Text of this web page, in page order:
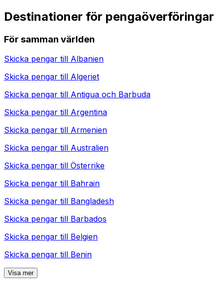
Destinationer för pengaöverföringar
För samman världen
Skicka pengar till Albanien
Skicka pengar till Algeriet
Skicka pengar till Antigua och Barbuda
Skicka pengar till Argentina
Skicka pengar till Armenien
Skicka pengar till Australien
Skicka pengar till Österrike
Skicka pengar till Bahrain
Skicka pengar till Bangladesh
Skicka pengar till Barbados
Skicka pengar till Belgien
Skicka pengar till Benin
Visa mer